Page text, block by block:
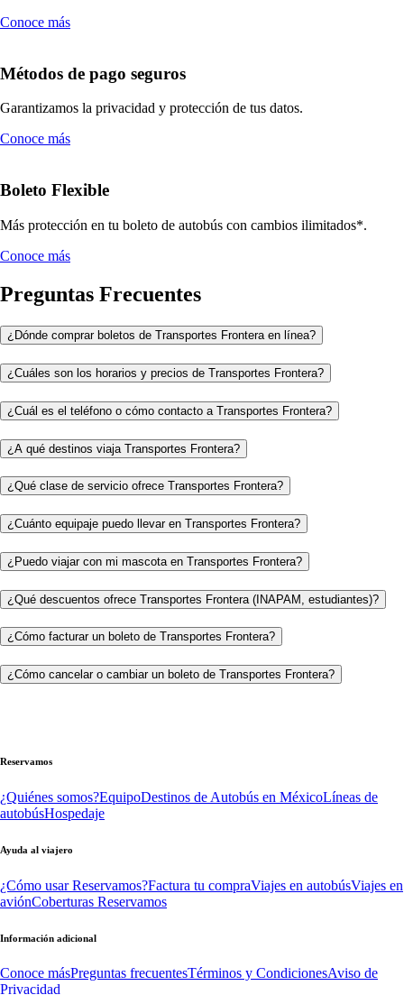
Conoce más
Métodos de pago seguros
Garantizamos la privacidad y protección de tus datos.
Conoce más
Boleto Flexible
Más protección en tu boleto de autobús con cambios ilimitados*.
Conoce más
Preguntas Frecuentes
¿Dónde comprar boletos de Transportes Frontera en línea?
¿Cuáles son los horarios y precios de Transportes Frontera?
¿Cuál es el teléfono o cómo contacto a Transportes Frontera?
¿A qué destinos viaja Transportes Frontera?
¿Qué clase de servicio ofrece Transportes Frontera?
¿Cuánto equipaje puedo llevar en Transportes Frontera?
¿Puedo viajar con mi mascota en Transportes Frontera?
¿Qué descuentos ofrece Transportes Frontera (INAPAM, estudiantes)?
¿Cómo facturar un boleto de Transportes Frontera?
¿Cómo cancelar o cambiar un boleto de Transportes Frontera?
Reservamos
¿Quiénes somos?EquipoDestinos de Autobús en MéxicoLíneas de
autobúsHospedaje
Ayuda al viajero
¿Cómo usar Reservamos?Factura tu compraViajes en autobúsViajes en
aviónCoberturas Reservamos
Información adicional
Conoce másPreguntas frecuentesTérminos y CondicionesAviso de
Privacidad